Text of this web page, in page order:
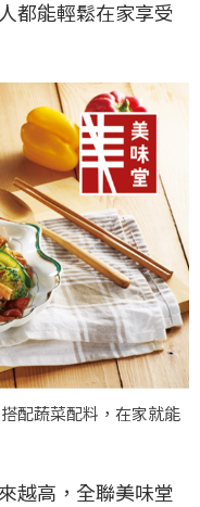
都能輕鬆在家享受
配蔬菜配料，在家就能
越高，全聯美味堂